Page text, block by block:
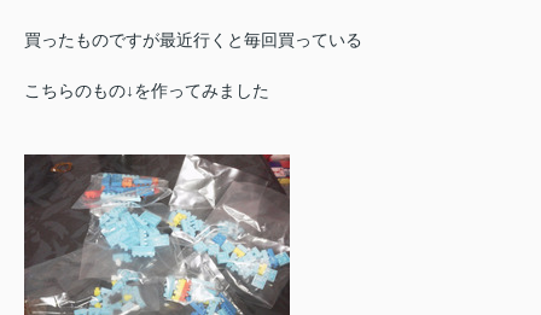
買ったものですが最近行くと毎回買っている
こちらのもの↓を作ってみました